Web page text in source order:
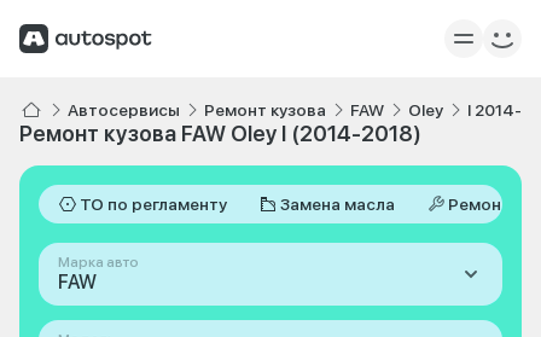
Автосервисы Ремонт кузова FAW Oley I 2014-
Ремонт кузова FAW Oley I (2014-2018)
ТО по регламенту Замена масла Ремонт
Марка авто
FAW